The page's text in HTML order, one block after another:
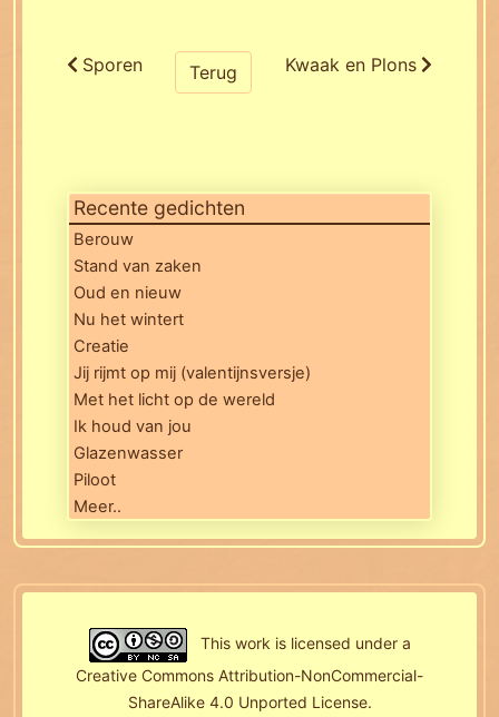
Recente gedichten
Berouw
Stand van zaken
Oud en nieuw
Nu het wintert
Creatie
Jij rijmt op mij (valentijnsversje)
Met het licht op de wereld
Ik houd van jou
Glazenwasser
Piloot
Meer..
Sporen Terug Kwaak en Plons
This work is licensed under a
Creative Commons Attribution-NonCommercial-
ShareAlike 4.0 Unported License.